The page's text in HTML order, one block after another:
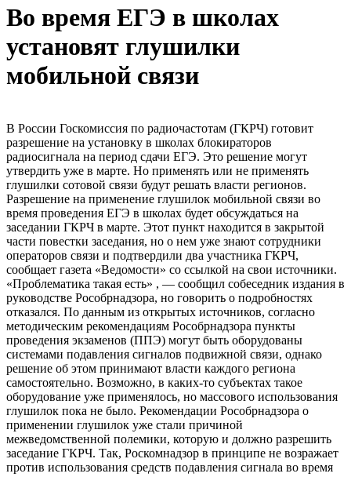
Во время ЕГЭ в школах
установят глушилки
мобильной связи
В России Госкомиссия по радиочастотам (ГКРЧ) готовит
разрешение на установку в школах блокираторов
радиосигнала на период сдачи ЕГЭ. Это решение могут
утвердить уже в марте. Но применять или не применять
глушилки сотовой связи будут решать власти регионов.
Разрешение на применение глушилок мобильной связи во
время проведения ЕГЭ в школах будет обсуждаться на
заседании ГКРЧ в марте. Этот пункт находится в закрытой
части повестки заседания, но о нем уже знают сотрудники
операторов связи и подтвердили два участника ГКРЧ,
сообщает газета «Ведомости» со ссылкой на свои источники.
«Проблематика такая есть» , — сообщил собеседник издания в
руководстве Рособрнадзора, но говорить о подробностях
отказался. По данным из открытых источников, согласно
методическим рекомендациям Рособрнадзора пункты
проведения экзаменов (ППЭ) могут быть оборудованы
системами подавления сигналов подвижной связи, однако
решение об этом принимают власти каждого региона
самостоятельно. Возможно, в каких-то субъектах такое
оборудование уже применялось, но массового использования
глушилок пока не было. Рекомендации Рособрнадзора о
применении глушилок уже стали причиной
межведомственной полемики, которую и должно разрешить
заседание ГКРЧ. Так, Роскомнадзор в принципе не возражает
против использования средств подавления сигнала во время